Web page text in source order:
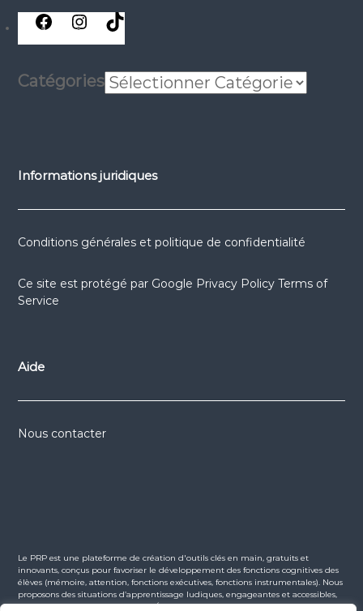
Catégories
Informations juridiques
Conditions générales et politique de confidentialité
Ce site est protégé par Google Privacy Policy Terms of
Service
Aide
Nous contacter
Le PRP est une plateforme de création d'outils clés en main, gratuits et
innovants, conçus pour favoriser le développement des fonctions cognitives des
élèves (mémoire, attention, fonctions exécutives, fonctions instrumentales). Nous
proposons des situations d’apprentissage ludiques, engageantes et accessibles,
en lien avec les programmes de l’Éducation Nationale. La majorité des